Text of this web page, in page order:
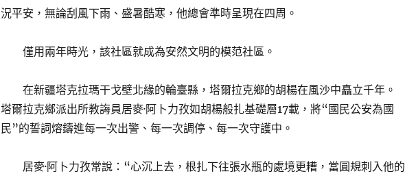
況平安，無論刮風下雨、盛暑酷寒，他總會準時呈現在四周。
僅用兩年時光，該社區就成為安然文明的模范社區。
在新疆塔克拉瑪干戈壁北緣的輪臺縣，塔爾拉克鄉的胡楊在風沙中矗立千年。
塔爾拉克鄉派出所教誨員居麥·阿卜力孜如胡楊般扎基礎層17載，將“國民公安為國
民”的誓詞熔鑄進每一次出警、每一次調停、每一次守護中。
居麥·阿卜力孜常說：“心沉上去，根扎下往張水瓶的處境更糟，當圓規刺入他的